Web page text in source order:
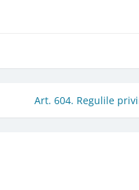
Art. 604. Regulile